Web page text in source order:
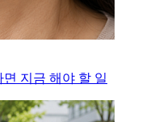
지금 해야 할 일